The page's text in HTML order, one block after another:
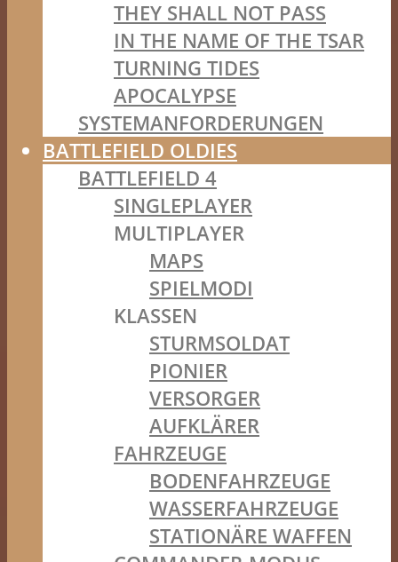
THEY SHALL NOT PASS
IN THE NAME OF THE TSAR
TURNING TIDES
APOCALYPSE
SYSTEMANFORDERUNGEN
BATTLEFIELD OLDIES
BATTLEFIELD 4
SINGLEPLAYER
MULTIPLAYER
MAPS
SPIELMODI
KLASSEN
STURMSOLDAT
PIONIER
VERSORGER
AUFKLÄRER
FAHRZEUGE
BODENFAHRZEUGE
WASSERFAHRZEUGE
STATIONÄRE WAFFEN